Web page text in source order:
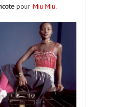
pour Miu Miu .